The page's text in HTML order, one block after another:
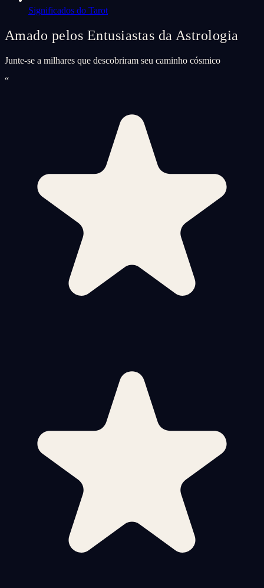
Significados do Tarot
Amado pelos Entusiastas da Astrologia
Junte-se a milhares que descobriram seu caminho cósmico
“